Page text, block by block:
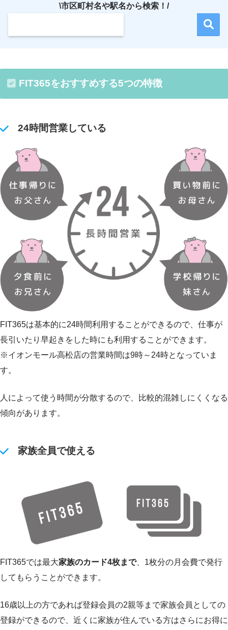
\市区町村名や駅名から検索！/
FIT365をおすすめする5つの特徴
24時間営業している
FIT365は基本的に24時間利用することができるので、仕事が
長引いたり早起きをした時にも利用することができます。
※イオンモール高松店の営業時間は9時～24時となっていま
す。
人によって使う時間が分散するので、比較的混雑しにくくなる
傾向があります。
家族全員で使える
FIT365では最大家族のカード4枚まで、1枚分の月会費で発行
してもらうことができます。
16歳以上の方であれば登録会員の2親等まで家族会員としての
登録ができるので、近くに家族が住んでいる方はさらにお得に